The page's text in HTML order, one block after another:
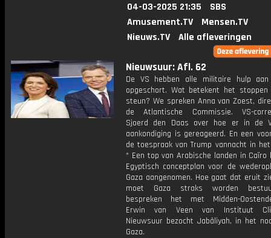
04-03-2025 21:35
SBS
Amusement.TV
Mensen.TV
Nieuws.TV
Alle afleveringen
Nieuwsuur: Afl. 62
De VS hebben alle militaire hulp aan
opgeschort. Wat betekent het stoppen
steun? We spreken Anna van Zoest,
de Atlantische Commissie. VS-
Sjoerd den Daas over hoe er in de
aankondiging is gereageerd. En een
de toespraak van Trump vannacht in
* Een top van Arabische landen in Caïro
Egyptisch conceptplan voor de
Gaza aangenomen. Hoe gaat dat eruit
moet Gaza straks worden
bespreken het met Midden-
Erwin van Veen van Instituut
Nieuwsuur bezocht Jabâliyah, in het
Gaza.